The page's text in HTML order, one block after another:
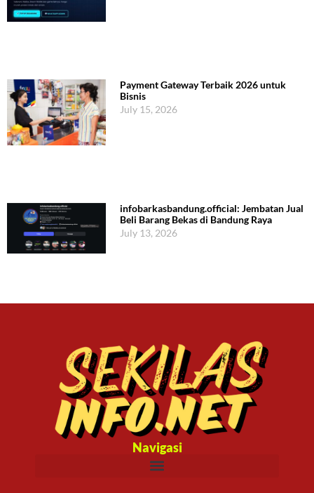
Payment Gateway Terbaik 2026 untuk
Bisnis
July 15, 2026
infobarkasbandung.official: Jembatan Jual
Beli Barang Bekas di Bandung Raya
July 13, 2026
Navigasi